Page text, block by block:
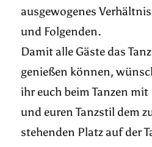
ausgewogenes
und Folgenden.
Damit alle Gäste das
genießen können,
ihr euch beim Tanzen mit
und euren Tanzstil dem
stehenden Platz auf der